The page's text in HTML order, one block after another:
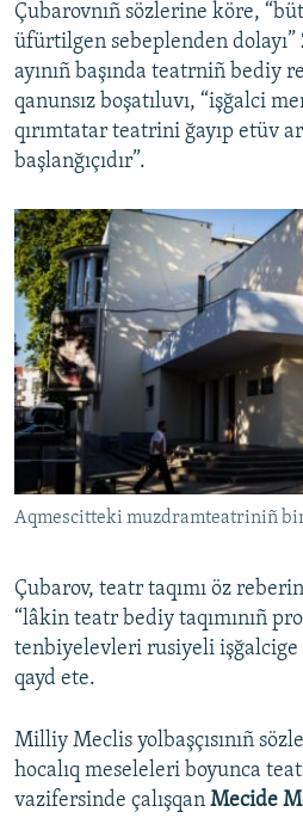
Çubarovnıñ sözlerine köre,
üfürtilgen sebeplenden dolayı”
ayınıñ başında teatrniñ bediy
qanunsız boşatıluvı, “işğalci
qırımtatar teatrini ğayıp etüv
başlanğıçıdır”.
Aqmescitteki muzdramteatriniñ
Çubarov, teatr taqımı öz
“lâkin teatr bediy taqımınıñ
tenbiyelevleri rusiyeli işğalcige
qayd ete.
Milliy Meclis yolbaşçısınıñ
hocalıq meseleleri boyunca
vazifersinde çalışqan Mecide